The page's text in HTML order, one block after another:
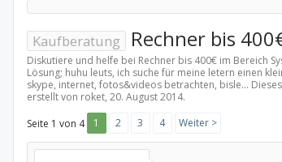
Kaufberatung Rechner bis
Diskutiere und helfe bei Rechner bis 400€ im Bereich
Lösung; huhu leuts, ich suche für meine letern einen
skype, internet, fotos&videos betrachten, bisle...
erstellt von roket, 20. August 2014.
Seite 1 von 4
1 2 3 4 Weiter >